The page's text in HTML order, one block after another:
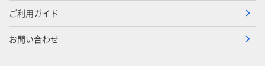
ご利用ガイド
お問い合わせ